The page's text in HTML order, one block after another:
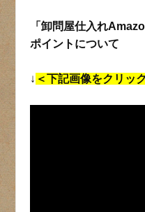
「卸問屋仕入れ
ポイントについて
↓ ＜下記画像をクリッ